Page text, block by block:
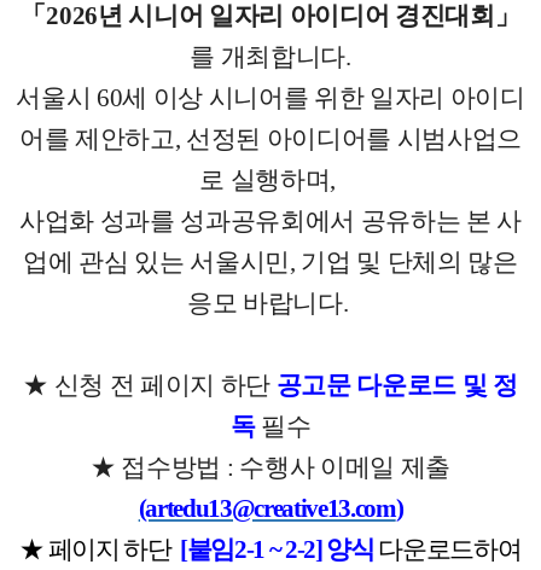
「2026년 시니어 일자리 아이디어 경진대회 」
를 개최합니다.
서울시 60세 이상 시니어를 위한 일자리 아이디
어를 제안하고, 선정된 아이디어를 시범사업으
로 실행하며,
사업화 성과를 성과공유회에서 공유하는 본 사
업에 관심 있는 서울시민, 기업 및 단체의 많은
응모 바랍니다.
★ 신청 전 페이지 하단 공고문 다운로드 및 정
독 필수
★ 접수방법 : 수행사 이메일 제출
(artedu13@creative13.com)
★ 페이지 하단 [붙임2-1 ~ 2-2] 양식 다운로드하여